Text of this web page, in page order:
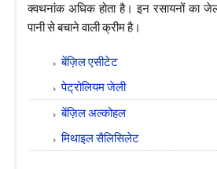
क्वथनांक अधिक होता है। इन रसायनों का
पानी से बचाने वाली क्रीम है।
बेंज़िल एसीटेट
पेट्रोलियम जेली
बेंज़िल अल्कोहल
मिथाइल सैलिसिलेट